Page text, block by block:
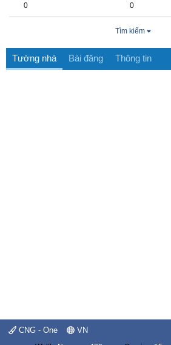
0 0
Tìm kiếm
Tường nhà Bài đăng Thông tin
CNG - One VN